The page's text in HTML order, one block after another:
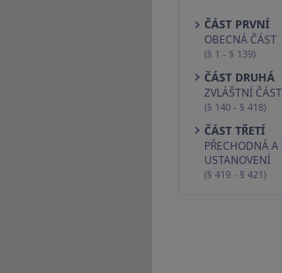
ČÁST PRVNÍ
OBECNÁ ČÁST
(§ 1 - § 139)
ČÁST DRUHÁ
ZVLÁŠTNÍ ČÁST
(§ 140 - § 418)
ČÁST TŘETÍ
PŘECHODNÁ A
USTANOVENÍ
(§ 419 - § 421)